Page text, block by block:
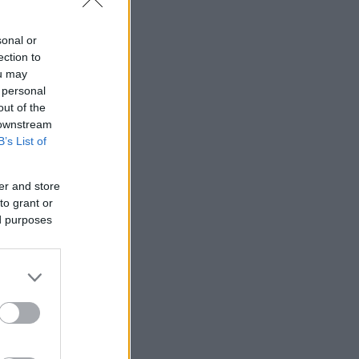
or
to
may
of the
List of
and store
grant or
purposes